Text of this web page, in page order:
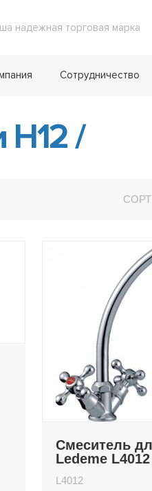
надежная торговая марка
Сотрудничество
H12/
Смеситель
Ledeme L4012
L4012